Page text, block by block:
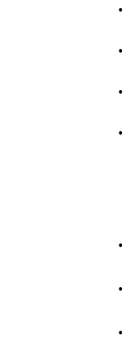
•
•
•
•
•
•
•